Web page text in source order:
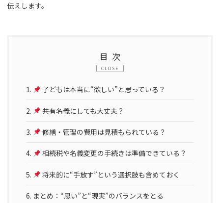
伝えします。
目次
CLOSE
1. 子どもは本当に“欲しい”と思っている？
2. 共有名義にしても大丈夫？
3. 修繕・管理の費用は見積もられている？
4. 相続税や名義変更の手続きは準備できている？
5. 将来的に“手放す”という選択肢も含めておく
6. まとめ：“思い”と“現実”のバランスをとる